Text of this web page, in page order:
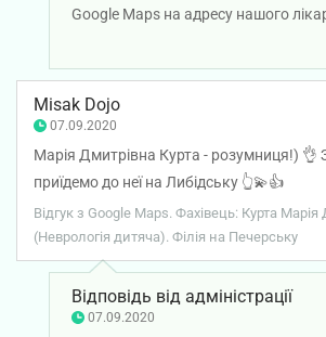
Google Maps на адресу нашого
Курти Марії Дмитрівни. Раді
задоволені візитом. Дякуємо за
бажаємо вам міцного здоров'я!
Misak Dojo
07.09.2020
Марія Дмитрівна Курта - розумниця!) 👌
приїдемо до неї на Либідську 👆💫👍
Відгук з Google Maps. Фахівець: Курта
(Неврологія дитяча). Філія на Печерську
Відповідь від адміністрації
07.09.2020